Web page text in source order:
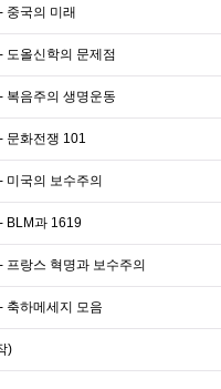
중국의 미래
도올신학의 문제점
복음주의 생명운동
문화전쟁 101
미국의 보수주의
BLM과 1619
프랑스 혁명과 보수주의
축하메세지 모음
)